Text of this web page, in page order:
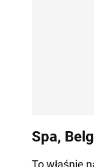
Spa,
To właśnie